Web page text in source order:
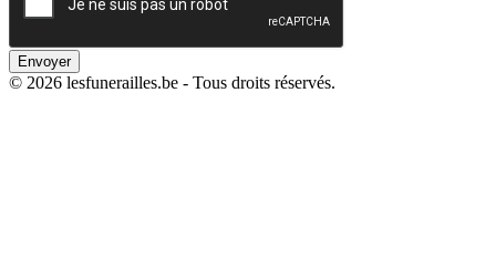
Envoyer
© 2026 lesfunerailles.be - Tous droits réservés.